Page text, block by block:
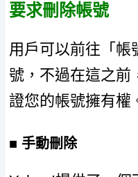
要求刪除帳號
用戶可以前往「帳
號，不過在這之前
證您的帳號擁有權
■ 手動刪除